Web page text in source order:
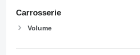
Carrosserie
Volume